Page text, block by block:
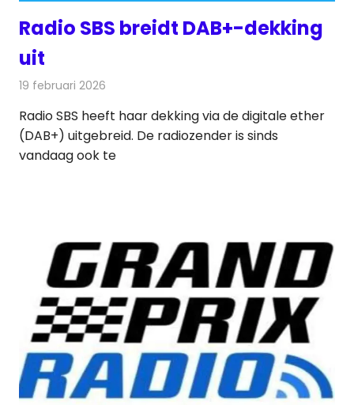
Radio SBS breidt DAB+-dekking
uit
19 februari 2026
Radio SBS heeft haar dekking via de digitale ether
(DAB+) uitgebreid. De radiozender is sinds
vandaag ook te